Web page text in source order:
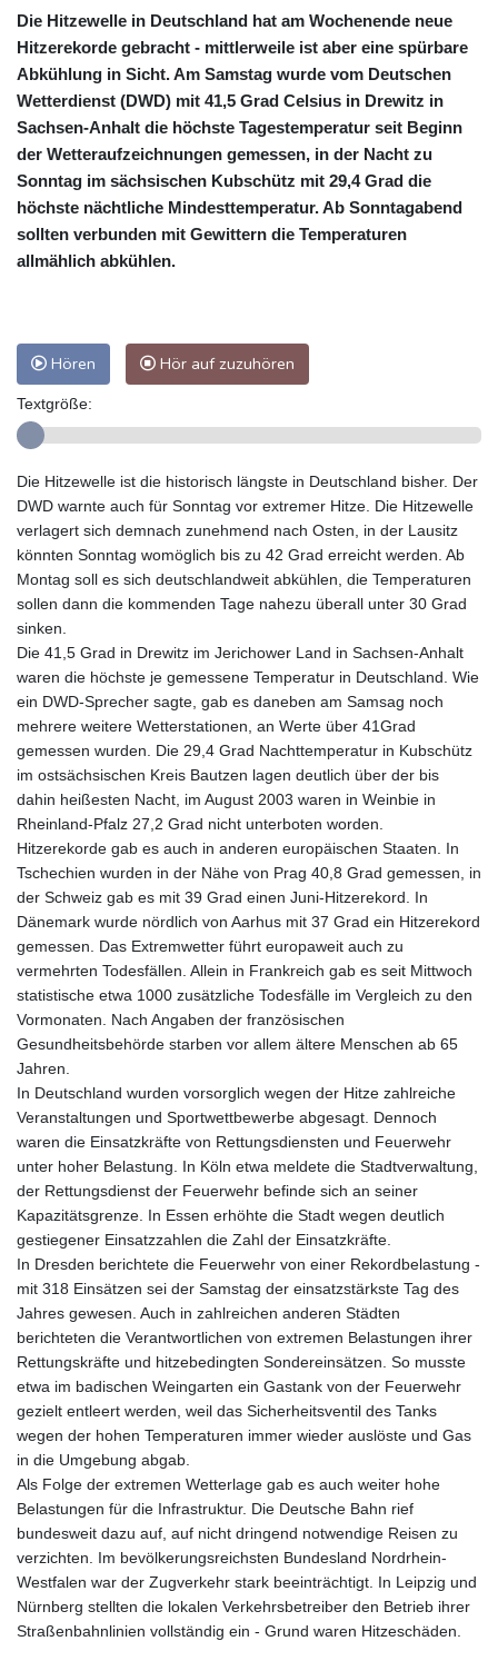
Die Hitzewelle in Deutschland hat am Wochenende neue
Hitzerekorde gebracht - mittlerweile ist aber eine spürbare
Abkühlung in Sicht. Am Samstag wurde vom Deutschen
Wetterdienst (DWD) mit 41,5 Grad Celsius in Drewitz in
Sachsen-Anhalt die höchste Tagestemperatur seit Beginn
der Wetteraufzeichnungen gemessen, in der Nacht zu
Sonntag im sächsischen Kubschütz mit 29,4 Grad die
höchste nächtliche Mindesttemperatur. Ab Sonntagabend
sollten verbunden mit Gewittern die Temperaturen
allmählich abkühlen.
Hören Hör auf zuzuhören
Textgröße:
Die Hitzewelle ist die historisch längste in Deutschland bisher. Der
DWD warnte auch für Sonntag vor extremer Hitze. Die Hitzewelle
verlagert sich demnach zunehmend nach Osten, in der Lausitz
könnten Sonntag womöglich bis zu 42 Grad erreicht werden. Ab
Montag soll es sich deutschlandweit abkühlen, die Temperaturen
sollen dann die kommenden Tage nahezu überall unter 30 Grad
sinken.
Die 41,5 Grad in Drewitz im Jerichower Land in Sachsen-Anhalt
waren die höchste je gemessene Temperatur in Deutschland. Wie
ein DWD-Sprecher sagte, gab es daneben am Samsag noch
mehrere weitere Wetterstationen, an Werte über 41Grad
gemessen wurden. Die 29,4 Grad Nachttemperatur in Kubschütz
im ostsächsischen Kreis Bautzen lagen deutlich über der bis
dahin heißesten Nacht, im August 2003 waren in Weinbie in
Rheinland-Pfalz 27,2 Grad nicht unterboten worden.
Hitzerekorde gab es auch in anderen europäischen Staaten. In
Tschechien wurden in der Nähe von Prag 40,8 Grad gemessen, in
der Schweiz gab es mit 39 Grad einen Juni-Hitzerekord. In
Dänemark wurde nördlich von Aarhus mit 37 Grad ein Hitzerekord
gemessen. Das Extremwetter führt europaweit auch zu
vermehrten Todesfällen. Allein in Frankreich gab es seit Mittwoch
statistische etwa 1000 zusätzliche Todesfälle im Vergleich zu den
Vormonaten. Nach Angaben der französischen
Gesundheitsbehörde starben vor allem ältere Menschen ab 65
Jahren.
In Deutschland wurden vorsorglich wegen der Hitze zahlreiche
Veranstaltungen und Sportwettbewerbe abgesagt. Dennoch
waren die Einsatzkräfte von Rettungsdiensten und Feuerwehr
unter hoher Belastung. In Köln etwa meldete die Stadtverwaltung,
der Rettungsdienst der Feuerwehr befinde sich an seiner
Kapazitätsgrenze. In Essen erhöhte die Stadt wegen deutlich
gestiegener Einsatzzahlen die Zahl der Einsatzkräfte.
In Dresden berichtete die Feuerwehr von einer Rekordbelastung -
mit 318 Einsätzen sei der Samstag der einsatzstärkste Tag des
Jahres gewesen. Auch in zahlreichen anderen Städten
berichteten die Verantwortlichen von extremen Belastungen ihrer
Rettungskräfte und hitzebedingten Sondereinsätzen. So musste
etwa im badischen Weingarten ein Gastank von der Feuerwehr
gezielt entleert werden, weil das Sicherheitsventil des Tanks
wegen der hohen Temperaturen immer wieder auslöste und Gas
in die Umgebung abgab.
Als Folge der extremen Wetterlage gab es auch weiter hohe
Belastungen für die Infrastruktur. Die Deutsche Bahn rief
bundesweit dazu auf, auf nicht dringend notwendige Reisen zu
verzichten. Im bevölkerungsreichsten Bundesland Nordrhein-
Westfalen war der Zugverkehr stark beeinträchtigt. In Leipzig und
Nürnberg stellten die lokalen Verkehrsbetreiber den Betrieb ihrer
Straßenbahnlinien vollständig ein - Grund waren Hitzeschäden.